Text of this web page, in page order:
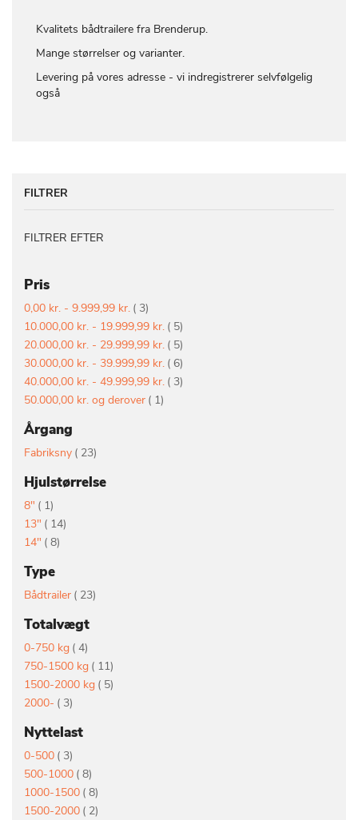
Kvalitets bådtrailere fra Brenderup.
Mange størrelser og varianter.
Levering på vores adresse - vi indregistrerer selvfølgelig
også
FILTRER
FILTRER EFTER
Pris
0,00 kr. - 9.999,99 kr. 3vare
10.000,00 kr. - 19.999,99 kr. 5vare
20.000,00 kr. - 29.999,99 kr. 5vare
30.000,00 kr. - 39.999,99 kr. 6vare
40.000,00 kr. - 49.999,99 kr. 3vare
50.000,00 kr. og derover 1vare
Årgang
Fabriksny 23vare
Hjulstørrelse
8" 1vare
13"
14vare
14"
8vare
Type
Bådtrailer 23vare
Totalvægt
0-750 kg 4vare
750-1500 kg
11vare
1500-2000 kg
5vare
2000-
3vare
Nyttelast
0-500 3vare
500-1000 8vare
1000-1500 8vare
1500-2000
2vare